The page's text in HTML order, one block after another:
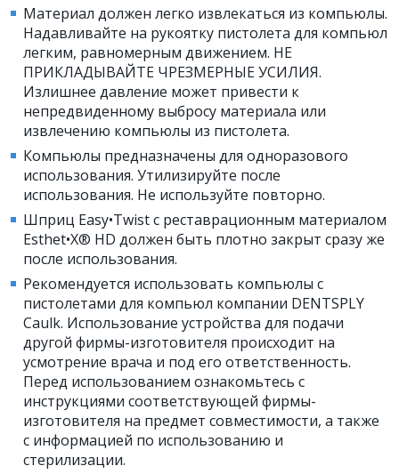
Материал должен легко извлекаться из компьюлы.
Надавливайте на рукоятку пистолета для компьюл
легким, равномерным движением. НЕ
ПРИКЛАДЫВАЙТЕ ЧРЕЗМЕРНЫЕ УСИЛИЯ.
Излишнее давление может привести к
непредвиденному выбросу материала или
извлечению компьюлы из пистолета.
Компьюлы предназначены для одноразового
использования. Утилизируйте после
использования. Не используйте повторно.
Шприц Easy•Twist с реставрационным материалом
Esthet•X® HD должен быть плотно закрыт сразу же
после использования.
Рекомендуется использовать компьюлы с
пистолетами для компьюл компании DENTSPLY
Caulk. Использование устройства для подачи
другой фирмы-изготовителя происходит на
усмотрение врача и под его ответственность.
Перед использованием ознакомьтесь с
инструкциями соответствующей фирмы-
изготовителя на предмет совместимости, а также
с информацией по использованию и
стерилизации.